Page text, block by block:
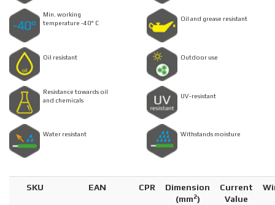
Min. working
temperature -40° C
Oil and grease resistant
Oil resistant Outdoor use
Resistance towards oil
and chemicals
UV-resistant
Water resistant Withstands moisture
SKU EAN CPR
Dimension
(mm2)
Current
Value